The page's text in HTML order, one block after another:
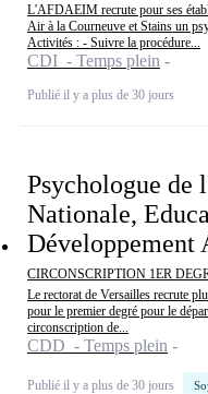
L'AFDAEIM recrute pour ses
Air à la Courneuve et Stains un
Activités : - Suivre la procédure...
CDI - Temps plein
Publié il y a plus de 30 jours
Psychologue de
Nationale,
Développement
CIRCONSCRIPTION 1ER
Le rectorat de Versailles recrute
pour le premier degré pour le
circonscription de...
CDD - Temps plein
Publié il y a plus de 30 jours